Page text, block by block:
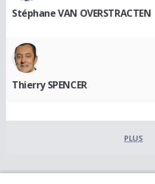
Stéphane VAN OVERSTRACTEN
Thierry SPENCER
PLUS